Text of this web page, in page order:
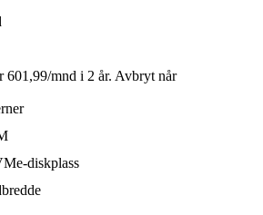
601,99/mnd i 2 år. Avbryt når
diskplass